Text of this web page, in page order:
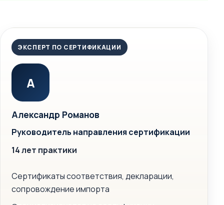
ЭКСПЕРТ ПО СЕРТИФИКАЦИИ
А
Александр Романов
Руководитель направления сертификации
14 лет практики
Сертификаты соответствия, декларации,
сопровождение импорта